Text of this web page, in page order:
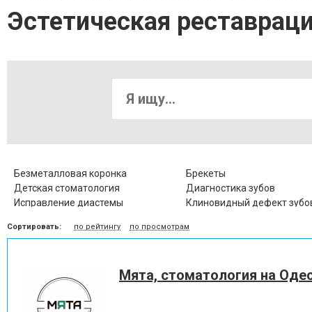
Эстетическая
Безметалловая коронка Брекеты
Детская стоматология
Диагностика зубов
Исправление диастемы
Клиновидный дефект
Лечение альвеолита
Лечение гингивита
Лечение корневых
Лечение пародонтоза
Лечение пульпита
Сортировать: по рейтингу по просмотрам
Мята, стоматология на